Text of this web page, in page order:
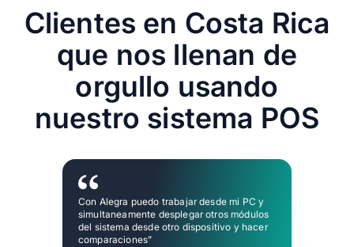
Clientes en Costa Rica
que nos llenan de
orgullo usando
nuestro sistema POS
Con Alegra puedo trabajar desde mi PC y
simultaneamente desplegar otros módulos
del sistema desde otro dispositivo y hacer
comparaciones”